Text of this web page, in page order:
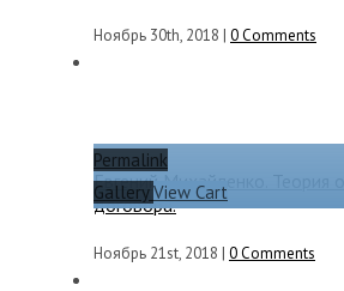
Ноябрь 30th, 2018 | 0 Comments
Permalink
GalleryView Cart
Евгений Михайленко. Теория
договора.
Ноябрь 21st, 2018 | 0 Comments